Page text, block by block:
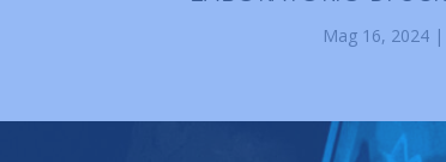
Mag 16, 2024|